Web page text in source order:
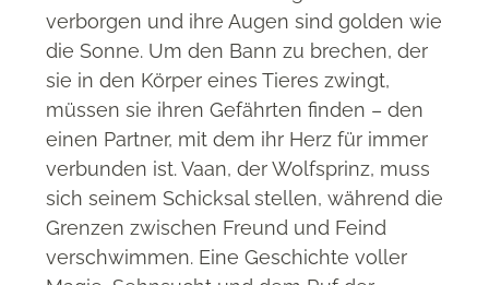
verborgen und ihre Augen sind golden wie
die Sonne. Um den Bann zu brechen, der
sie in den Körper eines Tieres zwingt,
müssen sie ihren Gefährten finden – den
einen Partner, mit dem ihr Herz für immer
verbunden ist. Vaan, der Wolfsprinz, muss
sich seinem Schicksal stellen, während die
Grenzen zwischen Freund und Feind
verschwimmen. Eine Geschichte voller